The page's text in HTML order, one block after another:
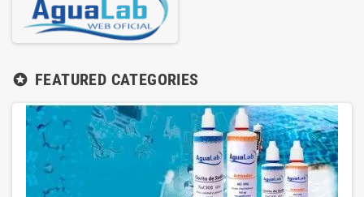
stars FEATURED CATEGORIES